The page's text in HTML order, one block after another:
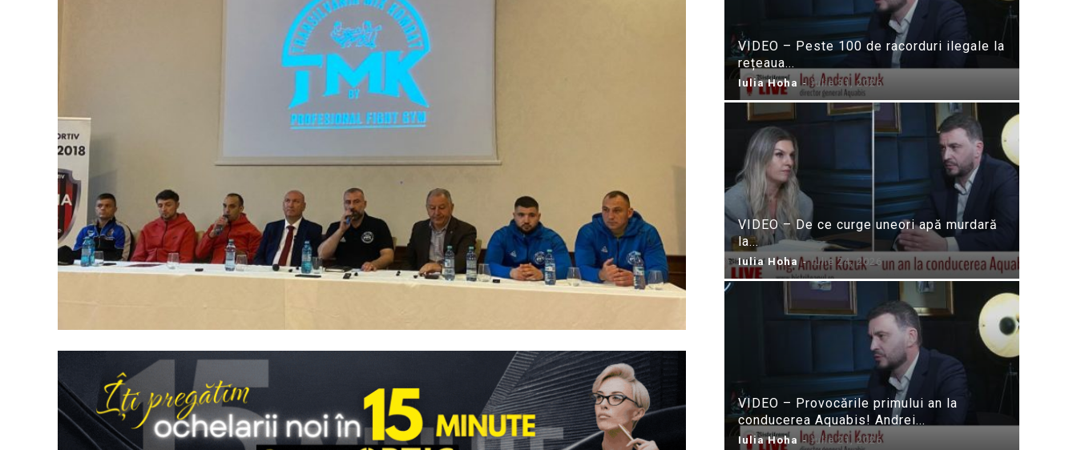
VIDEO – Peste 100 de racorduri ilegale la
rețeaua...
Iulia Hoha - iulie 31, 2026
VIDEO – De ce curge uneori apă murdară
la...
Iulia Hoha - iulie 24, 2026
VIDEO – Provocările primului an la
conducerea Aquabis! Andrei...
Iulia Hoha - iulie 21, 2026